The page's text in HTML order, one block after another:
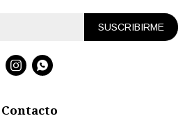
Contacto
SUSCRIBIRME
 